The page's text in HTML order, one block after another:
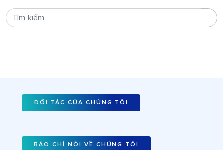
ĐỐI TÁC CỦA CHÚNG TÔI
BÁO CHÍ NÓI VỀ CHÚNG TÔI